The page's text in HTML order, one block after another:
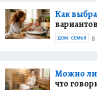
Как
ДОМ. СЕМЬЯ
Можно ли
что